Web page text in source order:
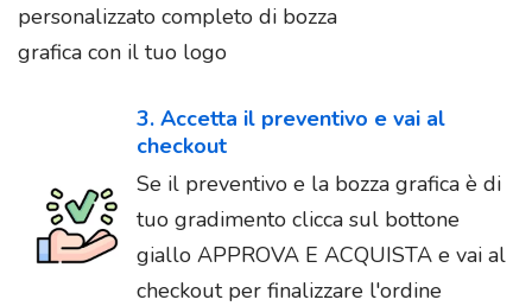
personalizzato completo di bozza
grafica con il tuo logo
3. Accetta il preventivo e vai al
checkout
Se il preventivo e la bozza grafica è di
tuo gradimento clicca sul bottone
giallo APPROVA E ACQUISTA e vai al
checkout per finalizzare l'ordine